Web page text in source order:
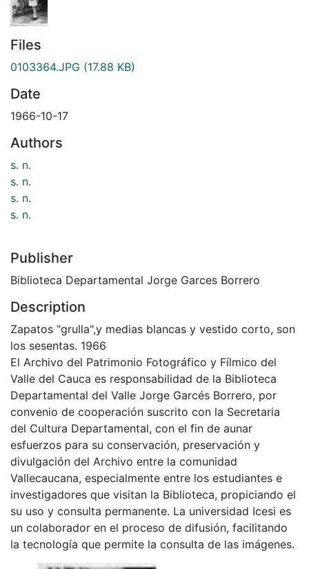
Files
0103364.JPG (17.88 KB)
Date
1966-10-17
Authors
s. n.
s. n.
s. n.
s. n.
Publisher
Biblioteca Departamental Jorge Garces Borrero
Description
Zapatos "grulla",y medias blancas y vestido corto, son
los sesentas. 1966
El Archivo del Patrimonio Fotográfico y Fílmico del
Valle del Cauca es responsabilidad de la Biblioteca
Departamental del Valle Jorge Garcés Borrero, por
convenio de cooperación suscrito con la Secretaria
del Cultura Departamental, con el fin de aunar
esfuerzos para su conservación, preservación y
divulgación del Archivo entre la comunidad
Vallecaucana, especialmente entre los estudiantes e
investigadores que visitan la Biblioteca, propiciando el
su uso y consulta permanente. La universidad Icesi es
un colaborador en el proceso de difusión, facilitando
la tecnología que permite la consulta de las imágenes.